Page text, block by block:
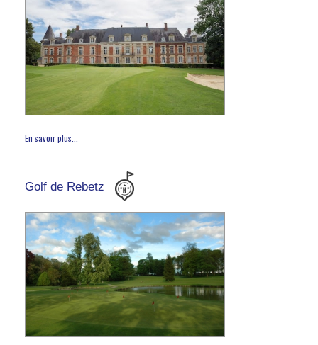
En savoir plus...
Golf de Rebetz